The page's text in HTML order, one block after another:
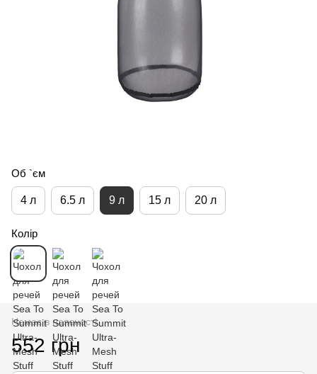
Об `єм
4 л 6.5 л 9 л 15 л 20 л
Колір
Немає в наявності
552 грн